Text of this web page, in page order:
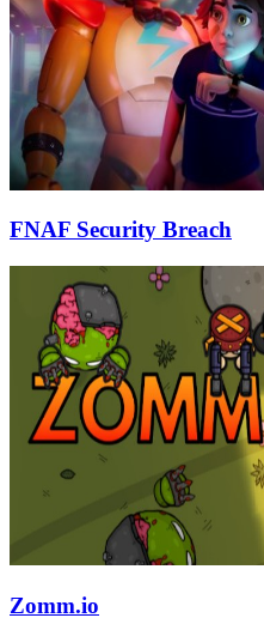
FNAF Security Breach
Zomm.io